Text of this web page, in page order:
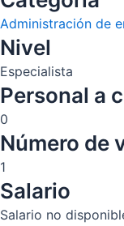
Administración de
Nivel
Especialista
Personal a
0
Número de
1
Salario
Salario no